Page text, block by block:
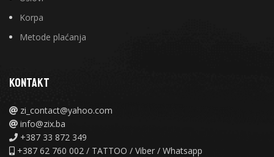
Korpa
Metode plaćanja
KONTAKT
zi_contact@yahoo.com
info@zix.ba
+387 33 872 349
+387 62 760 002 / TATTOO / Viber / Whatsapp